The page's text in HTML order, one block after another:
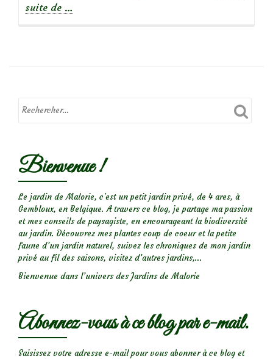
suite de
Tester
terre
…
Bienvenue !
Le jardin de Malorie, c'est un petit jardin privé, de 4 ares, à
Gembloux, en Belgique. A travers ce blog, je partage ma passion
et mes conseils de paysagiste, en encourageant la biodiversité
au jardin. Découvrez mes plantes coup de coeur et la petite
faune d’un jardin naturel, suivez les chroniques de mon jardin
privé au fil des saisons, visitez d’autres jardins,...
Bienvenue dans l’univers des Jardins de Malorie
Abonnez-vous à ce blog par e-mail.
Saisissez votre adresse e-mail pour vous abonner à ce blog et